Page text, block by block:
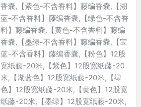
香囊,【紫色-不含香料】藤编香囊,【湖
蓝-不含香料】藤编香囊,【绿色-不含香
料】藤编香囊,【黄色-不含香料】藤编
香囊,【墨绿-不含香料】藤编香囊,【宝
蓝-不含香料】藤编香囊,【粉色】12股
宽纸藤-20米,【紫色】12股宽纸藤-20
米,【湖蓝色】12股宽纸藤-20米,【绿
色】12股宽纸藤-20米,【黄色】12股宽
纸藤-20米,【墨绿】12股宽纸藤-20米,